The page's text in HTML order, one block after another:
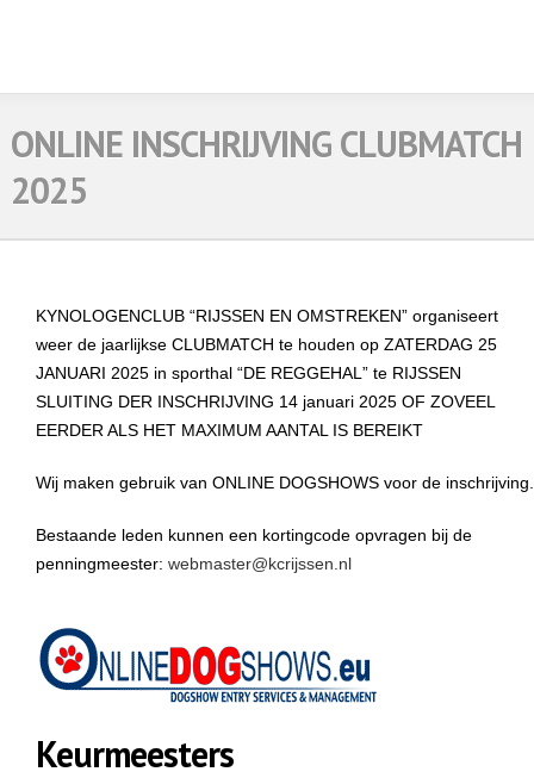
ONLINE INSCHRIJVING CLUBMATCH
2025
KYNOLOGENCLUB “RIJSSEN EN OMSTREKEN” organiseert
weer de jaarlijkse CLUBMATCH te houden op ZATERDAG 25
JANUARI 2025 in sporthal “DE REGGEHAL” te RIJSSEN
SLUITING DER INSCHRIJVING 14 januari 2025 OF ZOVEEL
EERDER ALS HET MAXIMUM AANTAL IS BEREIKT
Wij maken gebruik van ONLINE DOGSHOWS voor de inschrijving.
Bestaande leden kunnen een kortingcode opvragen bij de
penningmeester: webmaster@kcrijssen.nl
Keurmeesters